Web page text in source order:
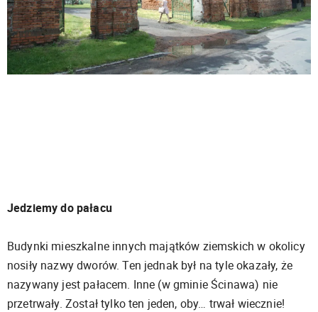
Jedziemy do pałacu
Budynki mieszkalne innych majątków ziemskich w okolicy
nosiły nazwy dworów. Ten jednak był na tyle okazały, że
nazywany jest pałacem. Inne (w gminie Ścinawa) nie
przetrwały. Został tylko ten jeden, oby… trwał wiecznie!